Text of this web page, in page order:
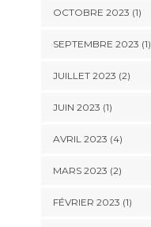
OCTOBRE 2023 (1)
SEPTEMBRE 2023 (1)
JUILLET 2023 (2)
JUIN 2023 (1)
AVRIL 2023 (4)
MARS 2023 (2)
FÉVRIER 2023 (1)